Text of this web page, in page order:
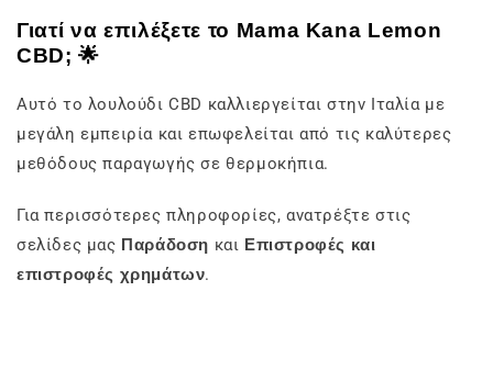
Γιατί να επιλέξετε το Mama Kana Lemon
CBD; 🌟
Αυτό το λουλούδι CBD καλλιεργείται στην Ιταλία με
μεγάλη εμπειρία και επωφελείται από τις καλύτερες
μεθόδους παραγωγής σε θερμοκήπια.
Για περισσότερες πληροφορίες, ανατρέξτε στις
σελίδες μας Παράδοση και Επιστροφές και
επιστροφές χρημάτων.